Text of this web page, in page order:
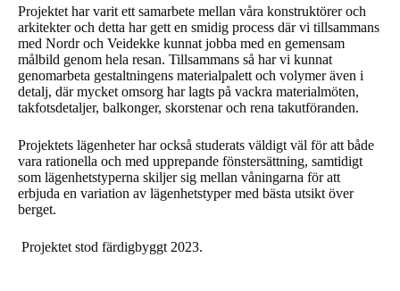
Projektet har varit ett samarbete mellan våra konstruktörer och
arkitekter och detta har gett en smidig process där vi tillsammans
med Nordr och Veidekke kunnat jobba med en gemensam
målbild genom hela resan. Tillsammans så har vi kunnat
genomarbeta gestaltningens materialpalett och volymer även i
detalj, där mycket omsorg har lagts på vackra materialmöten,
takfotsdetaljer, balkonger, skorstenar och rena takutföranden.
Projektets lägenheter har också studerats väldigt väl för att både
vara rationella och med upprepande fönstersättning, samtidigt
som lägenhetstyperna skiljer sig mellan våningarna för att
erbjuda en variation av lägenhetstyper med bästa utsikt över
berget.
Projektet stod färdigbyggt 2023.